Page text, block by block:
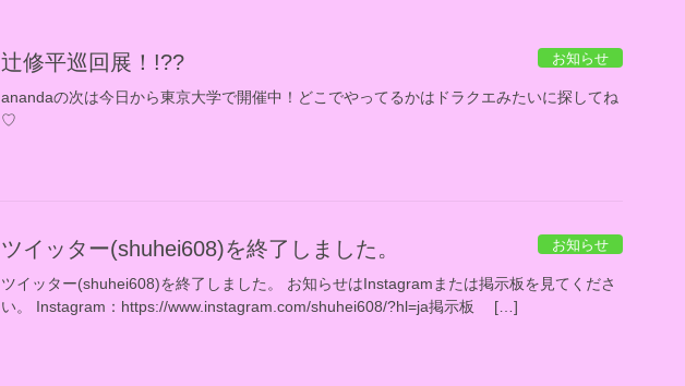
お知らせ
辻修平巡回展！!??
anandaの次は今日から東京大学で開催中！どこでやってるかはドラクエみたいに探してね
♡
お知らせ
ツイッター(shuhei608)を終了しました。
ツイッター(shuhei608)を終了しました。 お知らせはInstagramまたは掲示板を見てくださ
い。 Instagram：https://www.instagram.com/shuhei608/?hl=ja掲示板 […]